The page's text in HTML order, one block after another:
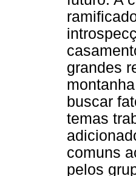
grandes
buscar
temas
comuns
pelos